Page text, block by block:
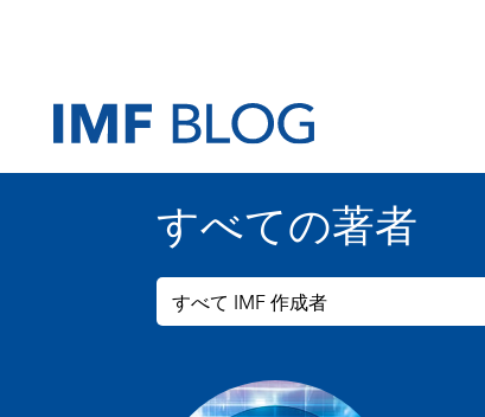
すべての著者
すべて IMF 作成者